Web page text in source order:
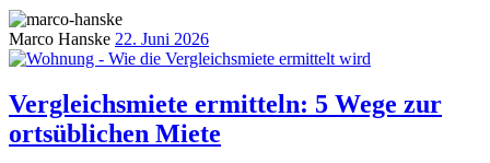
Marco Hanske 22. Juni 2026
Vergleichsmiete ermitteln: 5 Wege zur
ortsüblichen Miete